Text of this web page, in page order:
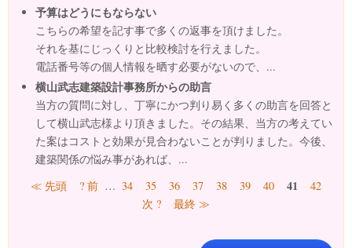
予算はどうにもならない
こちらの希望を記す事で多くの返事を頂けました。
それを基にじっくりと比較検討を行えました。
電話番号等の個人情報を晒す必要がないので、...
横山武志建築設計事務所からの助言
当方の質問に対し、丁寧にかつ判り易く多くの助言を回答と
して横山武志様より頂きました。その結果、当方の考えてい
た案はコストと効果が見合わないことが判りました。今後、
建築関係の悩み事があれば、...
ページ
≪ 先頭 ? 前 … 34 35 36 37 38 39 40 41
42
次 ?
最終 ≫